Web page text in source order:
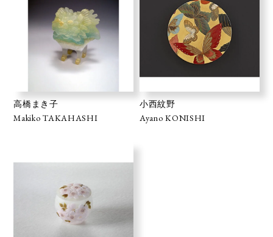
高橋まき子
Makiko TAKAHASHI
小西紋野
Ayano KONISHI